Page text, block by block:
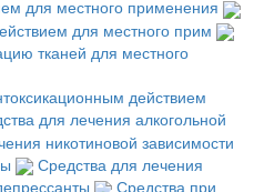
для местного применения
для местного прим
тканей для местного
действием
для лечения алкогольной
никотиновой зависимости
Средства для лечения
Средства при